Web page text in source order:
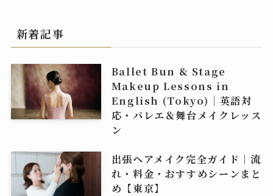
新着記事
Ballet Bun & Stage
Makeup Lessons in
English (Tokyo)｜英語対
応・バレエ＆舞台メイクレッス
ン
出張ヘアメイク完全ガイド｜流
れ・料金・おすすめシーンまと
め【東京】